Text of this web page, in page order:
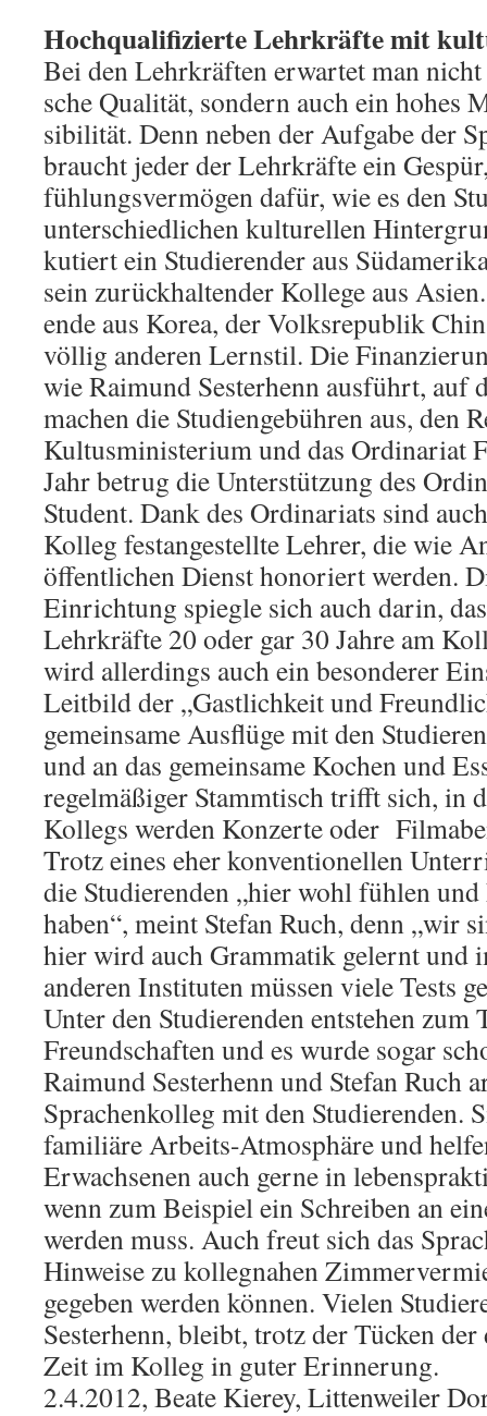
Hochqualifizierte Lehrkräfte mit
Bei den Lehrkräften erwartet man
sche Qualität, sondern auch ein hohes
si­bilität. Denn neben der Aufgabe der
braucht jeder der Lehrkräfte ein
fühlungsvermögen dafür, wie es den
unterschiedlichen kulturellen
kutiert ein Studierender aus
sein zurückhaltender Kollege aus
ende aus Korea, der Volksrepublik
völlig anderen Lernstil. Die
wie Raimund Sester­henn ausführt, auf
machen die Studien­ge­bühr­en aus, den
Kultusministerium und das Ordinariat
Jahr betrug die Unter­stütz­ung des
Student. Dank des Ordinariats sind
Kolleg fest­an­ge­stellte Lehrer, die wie
öffentlichen Dienst ho­­no­r­iert werden.
Einrichtung spiegle sich auch darin,
Lehrkräfte 20 oder gar 30 Jahre am
wird allerdings auch ein besonderer
Leitbild der „Gast­lichkeit und
gemein­same Ausflüge mit den
und an das gemeinsame Kochen und
re­gelmäßiger Stammtisch trifft sich, in
Kollegs werden Konzerte oder
Trotz eines eher konventionellen
die Studierenden „hier wohl fühlen
haben“, meint Stefan Ruch, denn „wir
hier wird auch Grammatik gelernt und
anderen Instituten müssen viele Tests
Unter den Studierenden entstehen zum
Freundschaften und es wurde sogar
Raimund Sesterhenn und Stefan Ruch
Sprachenkolleg mit den Studier­en­den.
familiäre Arbeits-Atmosphäre und
Erwachsenen auch gerne in
wenn zum Beispiel ein Schreiben an
werden muss. Auch freut sich das
Hinweise zu kollegnahen
gegeben werden können. Vielen
Sesterhenn, bleibt, trotz der Tücken der
Zeit im Kolleg in guter Erinnerung.
2.4.2012, Beate Kierey, Littenweiler